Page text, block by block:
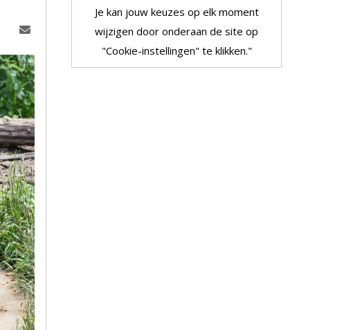
Je kan jouw keuzes op elk moment
wijzigen door onderaan de site op
"Cookie-instellingen" te klikken."